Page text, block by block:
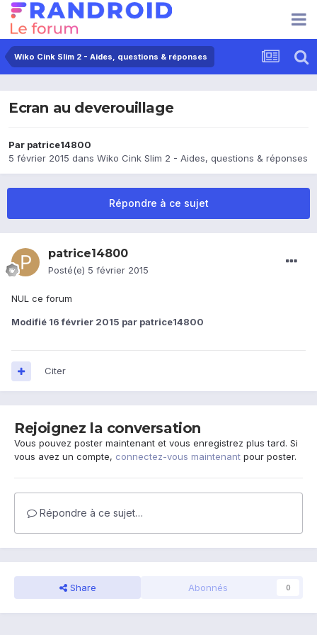
Wiko Cink Slim 2 - Aides, questions & réponses
Ecran au deverouillage
Par patrice14800
5 février 2015 dans Wiko Cink Slim 2 - Aides, questions & réponses
Répondre à ce sujet
patrice14800
Posté(e) 5 février 2015
NUL ce forum
Modifié 16 février 2015 par patrice14800
Citer
Rejoignez la conversation
Vous pouvez poster maintenant et vous enregistrez plus tard. Si
vous avez un compte, connectez-vous maintenant pour poster.
Répondre à ce sujet…
Share Abonnés 0